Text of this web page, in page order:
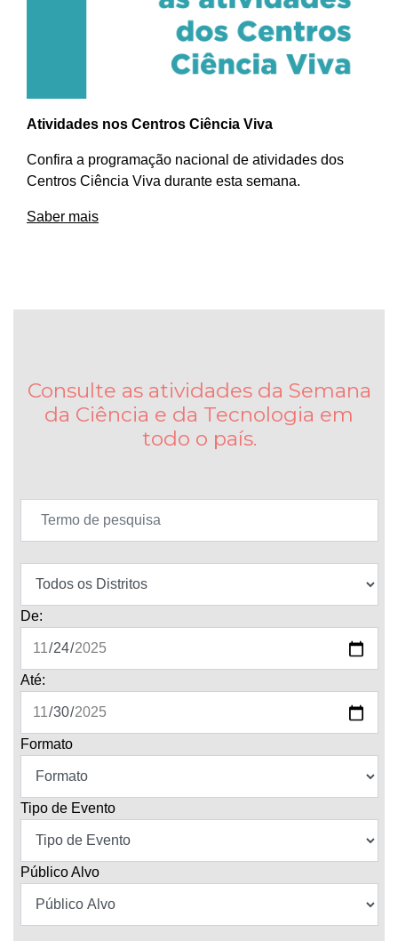
Atividades nos Centros Ciência Viva
Confira a programação nacional de atividades dos
Centros Ciência Viva durante esta semana.
Saber mais
Consulte as atividades da Semana
da Ciência e da Tecnologia em
todo o país.
De:
Até:
Formato
Tipo de Evento
Público Alvo